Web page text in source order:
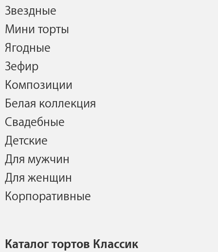
Звездные
Мини торты
Ягодные
Зефир
Композиции
Белая коллекция
Свадебные
Детские
Для мужчин
Для женщин
Корпоративные
Каталог тортов Классик